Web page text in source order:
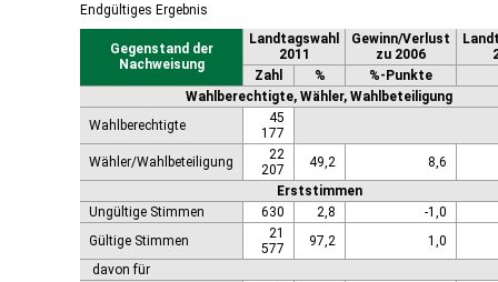
Endgültiges Ergebnis
Gegenstand der
Nachweisung
Landtagswahl
2011
Gewinn/Verlust
zu 2006
Zahl
%
%-Punkte
Wahlberechtigte, Wähler, Wahlbeteiligung
Wahlberechtigte
45
177
Wähler/Wahlbeteiligung
22
207
49,2
8,6
Erststimmen
Ungültige Stimmen
630 2,8
-1,0
Gültige Stimmen
21
577
97,2
1,0
davon für